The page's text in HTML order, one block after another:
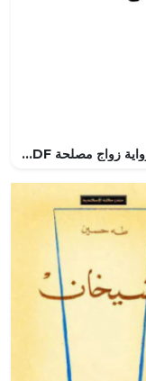
تحميل رواية زواج مصلحة PDF مجانا